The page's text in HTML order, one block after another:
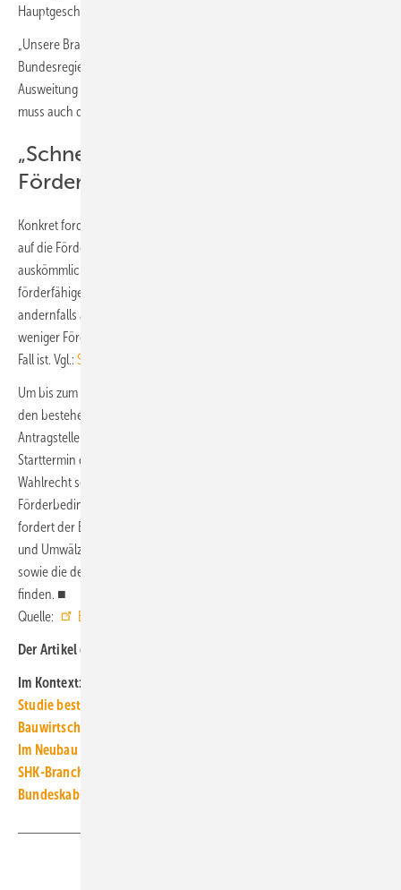
Hauptgeschäftsführer Markus Staudt.
„Unsere Branche hat die Zusagen, die sie gegenüber der
Bundesregierung gemacht hat, gehalten und investiert massiv in die
Ausweitung der Produktionskapazitäten für Wärmepumpen. Jetzt
muss auch die Politik liefern.“
„Schnell Klarheit in Bezug auf die
Förderung geschaffen“
Konkret fordert der BDH, dass nun möglichst schnell Klarheit in Bezug
auf die Förderung geschaffen wird und dass diese verlässlich und
auskömmlich ausgestaltet wird. Insbesondere gelte es, die
förderfähigen Investitionskosten auf 45 000 Euro anzuheben, da
andernfalls ab einer bestimmten Investitionssumme die Investoren
weniger Fördergelder erhalten, als dies mit der jetzigen Förderung der
Fall ist. Vgl.: So soll ab 2024 der Heizungsaustausch gefördert werden
Um bis zum Starttermin keinen Stillstand im Markt auszulösen bzw.
den bestehenden zu überwinden, solle ein Wahlrecht für alle
Antragsteller vom Zeitpunkt der Verabschiedung des GEG bis zum
Starttermin der neuen Förderbedingungen eingeführt werden. Dieses
Wahlrecht solle es den Bürgern erlauben, sich für die jeweils besseren
Förderbedingungen – auch nachträglich – zu entscheiden. Außerdem
fordert der BDH, dass weitere Effizienztechnologien wie Heizungs-
und Umwälzpumpen, Wohnraumlüftung mit Wärmerückgewinnung
sowie die dezentrale KWK im Gebäudeenergiegesetz Berücksichtigung
finden. ■
Quelle:
BDH
Der Artikel gehört zur
Im Kontext:
Studie bestätigt: Wärmepumpe heizt günstiger als Gas-Heizung
Bauwirtschaft 2023: Auftragsmangel drückt auf Beschäftigung
Im Neubau ist die Heizungswende praktisch abgeschlossen
SHK-Branche in 2023-Q2: Lage positiv, Ausblick eingetrübt
Bundeskabinett beschließt Entwurf für Wärmeplanungsgesetz